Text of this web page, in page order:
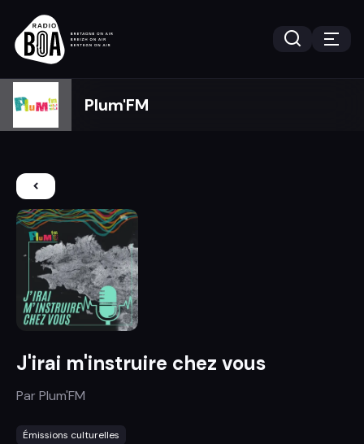
Plum'FM
J'irai m'instruire chez vous
ParPlum'FM
Émissions culturelles